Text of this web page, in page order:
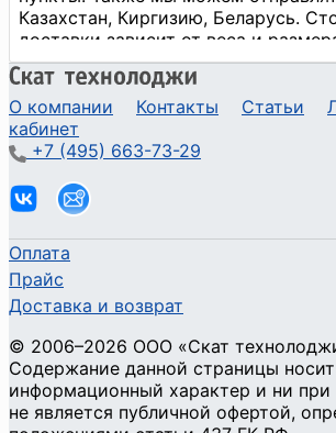
О компании Контакты Статьи
кабинет
+7 (495) 663-73-29
Оплата
Прайс
Доставка и возврат
© 2006–2026 ООО «Скат
Содержание данной страницы
информационный характер и ни при
не является публичной офертой,